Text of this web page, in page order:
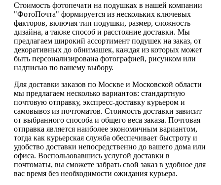
Стоимость фотопечати на подушках в нашей компании
"ФотоПочта" формируется из нескольких ключевых
факторов, включая тип подушки, размер, сложность
дизайна, а также способ и расстояние доставки. Мы
предлагаем широкий ассортимент подушек на заказ, от
декоративных до обнимашек, каждая из которых может
быть персонализирована фотографией, рисунком или
надписью по вашему выбору.
Для доставки заказов по Москве и Московской области
мы предлагаем несколько вариантов: стандартную
почтовую отправку, экспресс-доставку курьером и
самовывоз из почтоматов. Стоимость доставки зависит
от выбранного способа и общего веса заказа. Почтовая
отправка является наиболее экономичным вариантом,
тогда как курьерская служба обеспечивает быстроту и
удобство доставки непосредственно до вашего дома или
офиса. Воспользовавшись услугой доставки в
почтоматы, вы сможете забрать свой заказ в удобное для
вас время без необходимости ожидания курьера.